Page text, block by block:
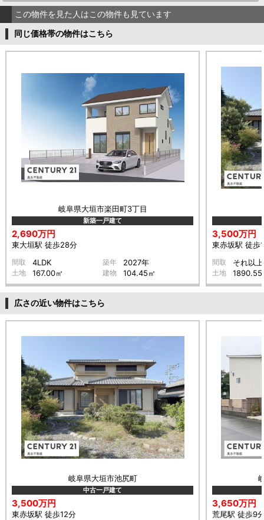
この物件を見た人はこの物件も見ています
同じ価格帯の物件はこちら
岐阜県大垣市楽田町3丁目
新築一戸建て
2,690万円
東大垣駅 徒歩28分
間取 4LDK 築年 2027年
土地 167.00㎡ 建物 104.45㎡
3,500万円
東赤坂駅 徒歩
間取 それ以上
土地 1890.55
広さの近い物件はこちら
岐阜県大垣市池尻町
中古一戸建て
3,500万円
東赤坂駅 徒歩12分
3,650万円
荒尾駅 徒歩9